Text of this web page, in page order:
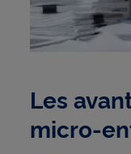
Les
micro-